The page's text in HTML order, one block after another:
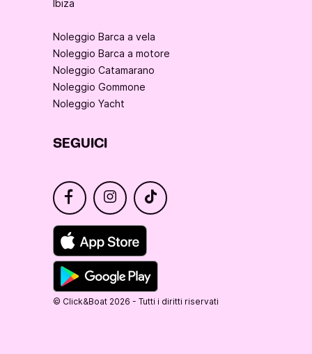
Ibiza
Noleggio Barca a vela
Noleggio Barca a motore
Noleggio Catamarano
Noleggio Gommone
Noleggio Yacht
SEGUICI
© Click&Boat 2026 - Tutti i diritti riservati